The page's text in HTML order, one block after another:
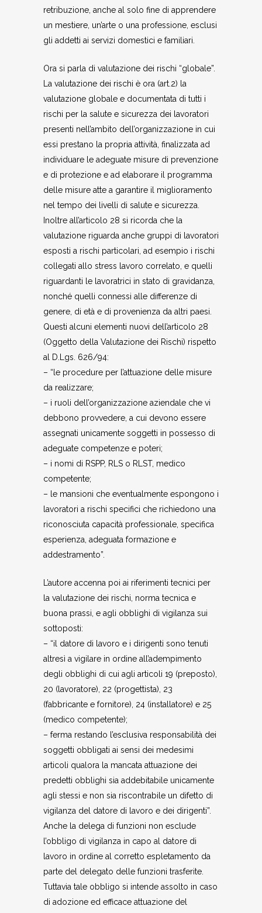
retribuzione, anche al solo fine di apprendere
un mestiere, un’arte o una professione, esclusi
gli addetti ai servizi domestici e familiari.
Ora si parla di valutazione dei rischi “globale”.
La valutazione dei rischi è ora (art.2) la
valutazione globale e documentata di tutti i
rischi per la salute e sicurezza dei lavoratori
presenti nell’ambito dell’organizzazione in cui
essi prestano la propria attività, finalizzata ad
individuare le adeguate misure di prevenzione
e di protezione e ad elaborare il programma
delle misure atte a garantire il miglioramento
nel tempo dei livelli di salute e sicurezza.
Inoltre all’articolo 28 si ricorda che la
valutazione riguarda anche gruppi di lavoratori
esposti a rischi particolari, ad esempio i rischi
collegati allo stress lavoro correlato, e quelli
riguardanti le lavoratrici in stato di gravidanza,
nonché quelli connessi alle differenze di
genere, di età e di provenienza da altri paesi.
Questi alcuni elementi nuovi dell’articolo 28
(Oggetto della Valutazione dei Rischi) rispetto
al D.Lgs. 626/94:
– “le procedure per l’attuazione delle misure
da realizzare;
– i ruoli dell’organizzazione aziendale che vi
debbono provvedere, a cui devono essere
assegnati unicamente soggetti in possesso di
adeguate competenze e poteri;
– i nomi di RSPP, RLS o RLST, medico
competente;
– le mansioni che eventualmente espongono i
lavoratori a rischi specifici che richiedono una
riconosciuta capacità professionale, specifica
esperienza, adeguata formazione e
addestramento”.
L’autore accenna poi ai riferimenti tecnici per
la valutazione dei rischi, norma tecnica e
buona prassi, e agli obblighi di vigilanza sui
sottoposti:
– “il datore di lavoro e i dirigenti sono tenuti
altresì a vigilare in ordine all’adempimento
degli obblighi di cui agli articoli 19 (preposto),
20 (lavoratore), 22 (progettista), 23
(fabbricante e fornitore), 24 (installatore) e 25
(medico competente);
– ferma restando l’esclusiva responsabilità dei
soggetti obbligati ai sensi dei medesimi
articoli qualora la mancata attuazione dei
predetti obblighi sia addebitabile unicamente
agli stessi e non sia riscontrabile un difetto di
vigilanza del datore di lavoro e dei dirigenti”.
Anche la delega di funzioni non esclude
l’obbligo di vigilanza in capo al datore di
lavoro in ordine al corretto espletamento da
parte del delegato delle funzioni trasferite.
Tuttavia tale obbligo si intende assolto in caso
di adozione ed efficace attuazione del